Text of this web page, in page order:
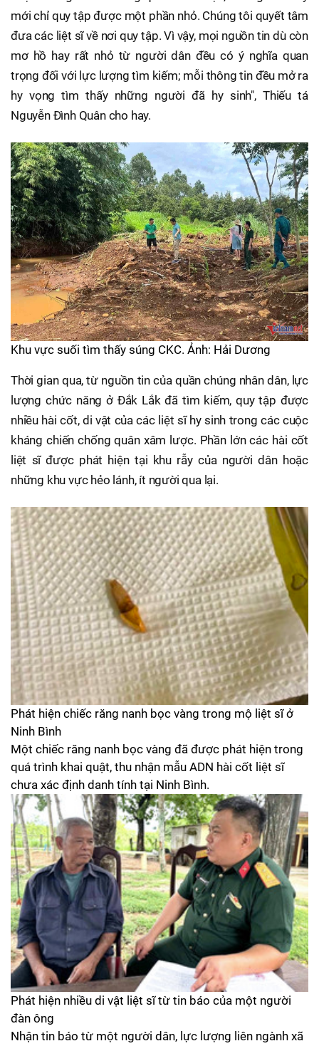
mới chỉ quy tập được một phần nhỏ. Chúng tôi quyết tâm
đưa các liệt sĩ về nơi quy tập. Vì vậy, mọi nguồn tin dù còn
mơ hồ hay rất nhỏ từ người dân đều có ý nghĩa quan
trọng đối với lực lượng tìm kiếm; mỗi thông tin đều mở ra
hy vọng tìm thấy những người đã hy sinh", Thiếu tá
Nguyễn Đình Quân cho hay.
Khu vực suối tìm thấy súng CKC. Ảnh: Hải Dương
Thời gian qua, từ nguồn tin của quần chúng nhân dân, lực
lượng chức năng ở Đắk Lắk đã tìm kiếm, quy tập được
nhiều hài cốt, di vật của các liệt sĩ hy sinh trong các cuộc
kháng chiến chống quân xâm lược. Phần lớn các hài cốt
liệt sĩ được phát hiện tại khu rẫy của người dân hoặc
những khu vực hẻo lánh, ít người qua lại.
Phát hiện chiếc răng nanh bọc vàng trong mộ liệt sĩ ở
Ninh Bình
Một chiếc răng nanh bọc vàng đã được phát hiện trong
quá trình khai quật, thu nhận mẫu ADN hài cốt liệt sĩ
chưa xác định danh tính tại Ninh Bình.
Phát hiện nhiều di vật liệt sĩ từ tin báo của một người
đàn ông
Nhận tin báo từ một người dân, lực lượng liên ngành xã